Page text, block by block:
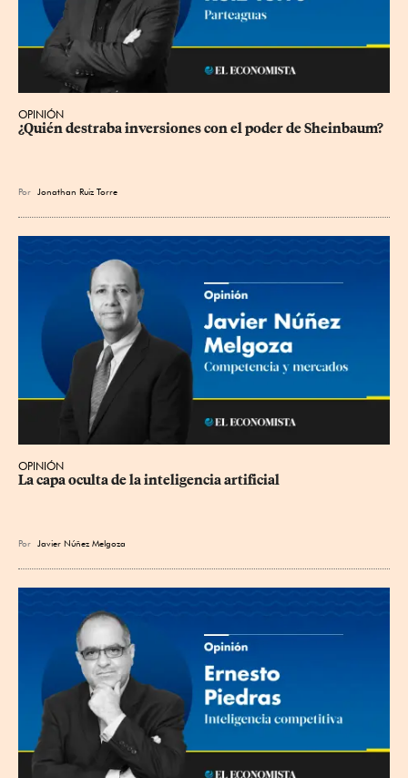
OPINIÓN
¿Quién destraba inversiones con el poder de Sheinbaum?
Por Jonathan Ruiz Torre
OPINIÓN
La capa oculta de la inteligencia artificial
Por Javier Núñez Melgoza